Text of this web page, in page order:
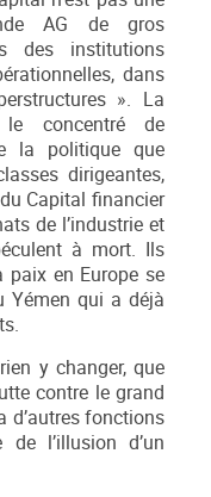
AG de gros
des institutions
dans
». La
concentré de
la politique que
dirigeantes,
Capital financier
de l’industrie et
à mort. Ils
paix en Europe se
Yémen qui a déjà
y changer, que
contre le grand
d’autres fonctions
l’illusion d’un